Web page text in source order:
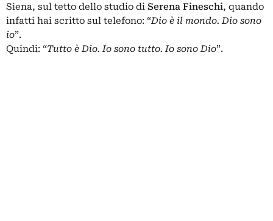
Siena, sul tetto dello studio di Serena Fineschi, quando
infatti hai scritto sul telefono: “Dio è il mondo. Dio sono
io”.
Quindi: “Tutto è Dio. Io sono tutto. Io sono Dio”.